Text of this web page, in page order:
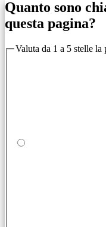
Quanto sono
questa pagina?
Valuta da 1 a 5 stelle la